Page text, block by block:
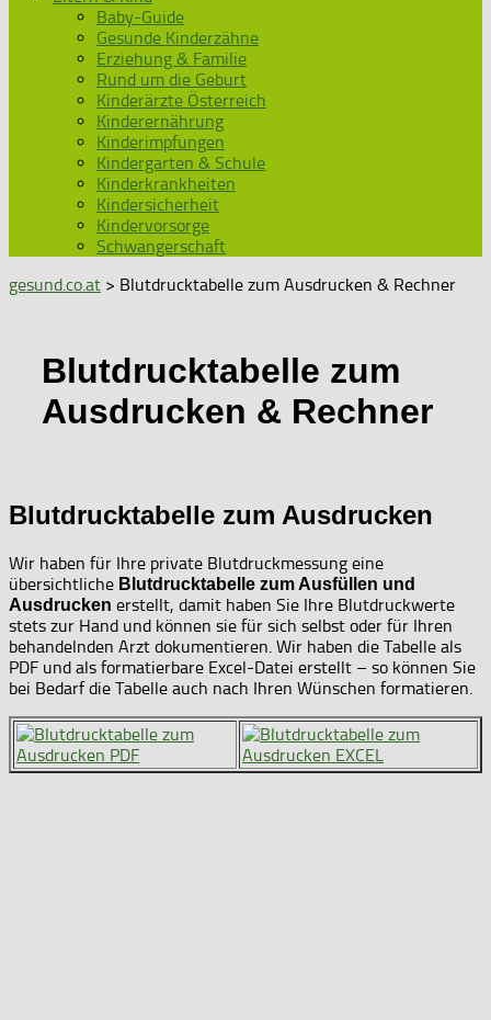
Baby-Guide
Gesunde Kinderzähne
Erziehung & Familie
Rund um die Geburt
Kinderärzte Österreich
Kinderernährung
Kinderimpfungen
Kindergarten & Schule
Kinderkrankheiten
Kindersicherheit
Kindervorsorge
Schwangerschaft
gesund.co.at > Blutdrucktabelle zum Ausdrucken & Rechner
Blutdrucktabelle zum
Ausdrucken & Rechner
Blutdrucktabelle zum Ausdrucken
Wir haben für Ihre private Blutdruckmessung eine
übersichtliche Blutdrucktabelle zum Ausfüllen und
Ausdrucken erstellt, damit haben Sie Ihre Blutdruckwerte
stets zur Hand und können sie für sich selbst oder für Ihren
behandelnden Arzt dokumentieren. Wir haben die Tabelle als
PDF und als formatierbare Excel-Datei erstellt – so können Sie
bei Bedarf die Tabelle auch nach Ihren Wünschen formatieren.